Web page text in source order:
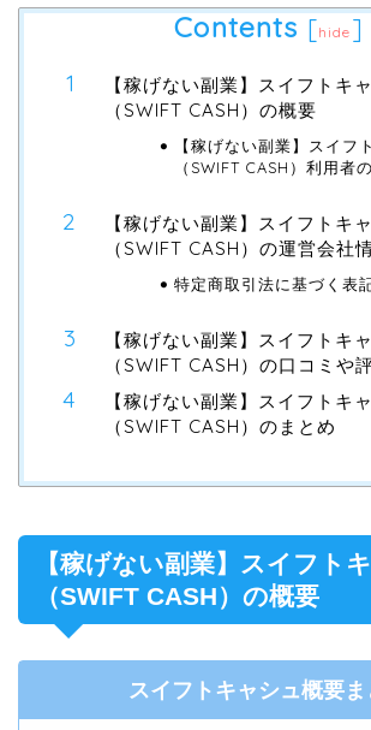
Contents [hide ]
【稼げない副業】スイフトキ
（SWIFT CASH）の概要
【稼げない副業】スイフ
（SWIFT CASH）利用者
【稼げない副業】スイフトキ
（SWIFT CASH）の運営会社
特定商取引法に基づく表
【稼げない副業】スイフトキ
（SWIFT CASH）の口コミや
【稼げない副業】スイフトキ
（SWIFT CASH）のまとめ
【稼げない副業】スイフト
（SWIFT CASH）の概要
スイフトキャシュ概要